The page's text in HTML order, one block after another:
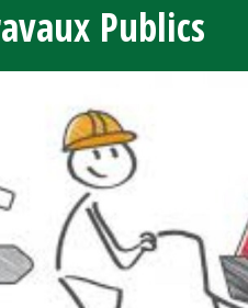
Publics